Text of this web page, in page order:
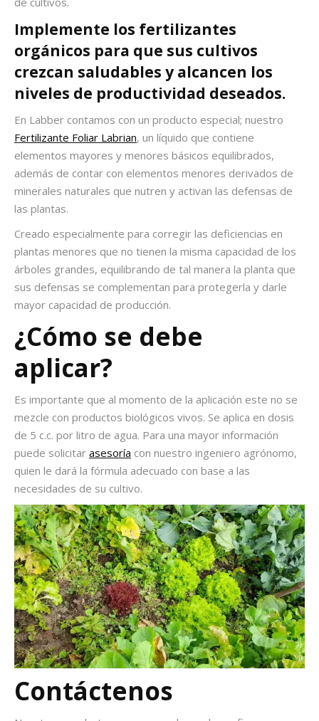
Implemente los fertilizantes
orgánicos para que sus cultivos
crezcan saludables y alcancen los
niveles de productividad deseados.
En Labber contamos con un producto especial; nuestro
Fertilizante Foliar Labrian, un líquido que contiene
elementos mayores y menores básicos equilibrados,
además de contar con elementos menores derivados de
minerales naturales que nutren y activan las defensas de
las plantas.
Creado especialmente para corregir las deficiencias en
plantas menores que no tienen la misma capacidad de los
árboles grandes, equilibrando de tal manera la planta que
sus defensas se complementan para protegerla y darle
mayor capacidad de producción.
¿Cómo se debe
aplicar?
Es importante que al momento de la aplicación este no se
mezcle con productos biológicos vivos. Se aplica en dosis
de 5 c.c. por litro de agua. Para una mayor información
puede solicitar asesoría con nuestro ingeniero agrónomo,
quien le dará la fórmula adecuado con base a las
necesidades de su cultivo.
Contáctenos